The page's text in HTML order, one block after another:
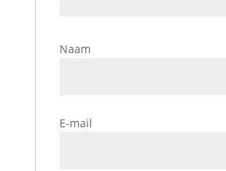
Naam
E-mail